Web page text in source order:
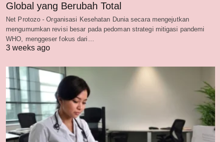
Global yang Berubah Total
Net Protozo - Organisasi Kesehatan Dunia secara mengejutkan
mengumumkan revisi besar pada pedoman strategi mitigasi pandemi
WHO, menggeser fokus dari…
3 weeks ago